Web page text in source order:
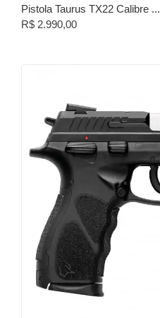
Pistola Taurus TX22 Calibre ...
R$ 2.990,00